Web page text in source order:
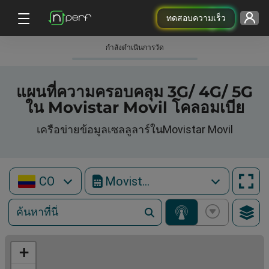
ทดสอบความเร็ว
กําลังดําเนินการวัด
แผนที่ความครอบคลุม 3G/ 4G/ 5G
ใน Movistar Movil โคลอมเบีย
เครือข่ายข้อมูลเซลลูลาร์ในMovistar Movil
CO Movistar Movil
+